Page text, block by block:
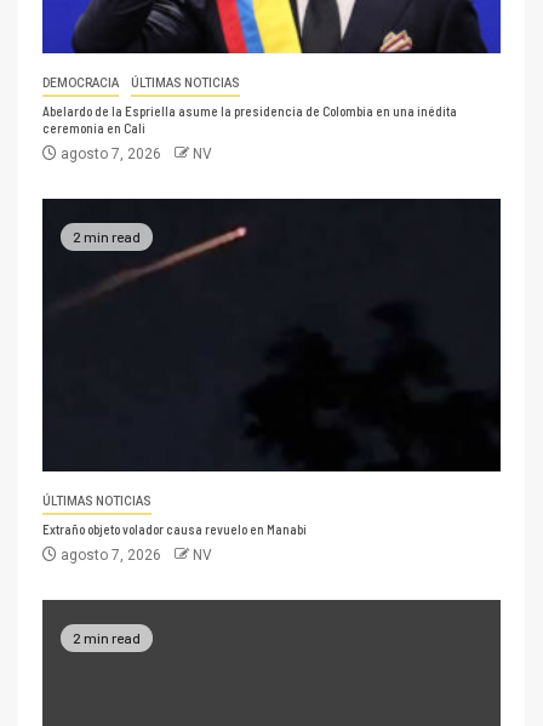
DEMOCRACIA ÚLTIMAS NOTICIAS
Abelardo de la Espriella asume la presidencia de Colombia en una inédita
ceremonia en Cali
agosto 7, 2026 NV
2 min read
ÚLTIMAS NOTICIAS
Extraño objeto volador causa revuelo en Manabí
agosto 7, 2026 NV
2 min read